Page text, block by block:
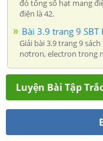
đó tổng số hạt mang
điện là 42.
Bài 3.9 trang 9 SBT
Giải bài 3.9 trang 9
nơtron, electron trong
Luyện Bài Tập